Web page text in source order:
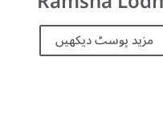
مزید پوسٹ دیکھیں